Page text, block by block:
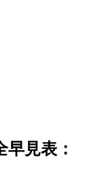
見表：